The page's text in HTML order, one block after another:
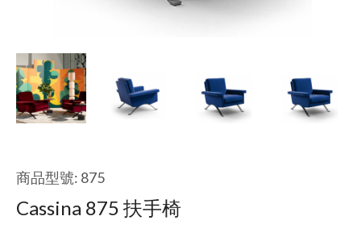
商品型號: 875
Cassina 875 扶手椅